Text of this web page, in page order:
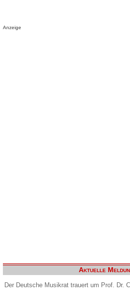
Anzeige
Aktuelle
Der Deutsche Musikrat trauert um Prof. Dr.